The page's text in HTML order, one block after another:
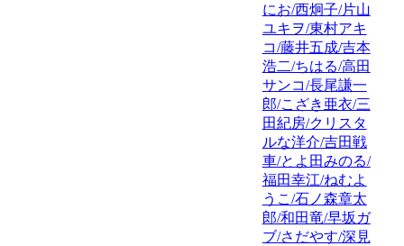
にお/西炯子/片山
ユキヲ/東村アキ
コ/藤井五成/吉本
浩二/ちはる/高田
サンコ/長尾謙一
郎/こざき亜衣/三
田紀房/クリスタ
ルな洋介/吉田戦
車/とよ田みのる/
福田幸江/ねむよ
うこ/石ノ森章太
郎/和田竜/早坂ガ
ブ/さだやす/深見